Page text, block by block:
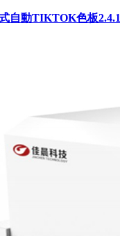
自動TIKTOK色板2.4.1